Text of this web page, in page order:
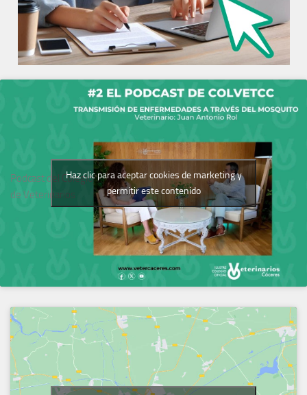
Podcast del Colegio
de Veterinarios
Haz clic para aceptar cookies de marketing y
permitir este contenido